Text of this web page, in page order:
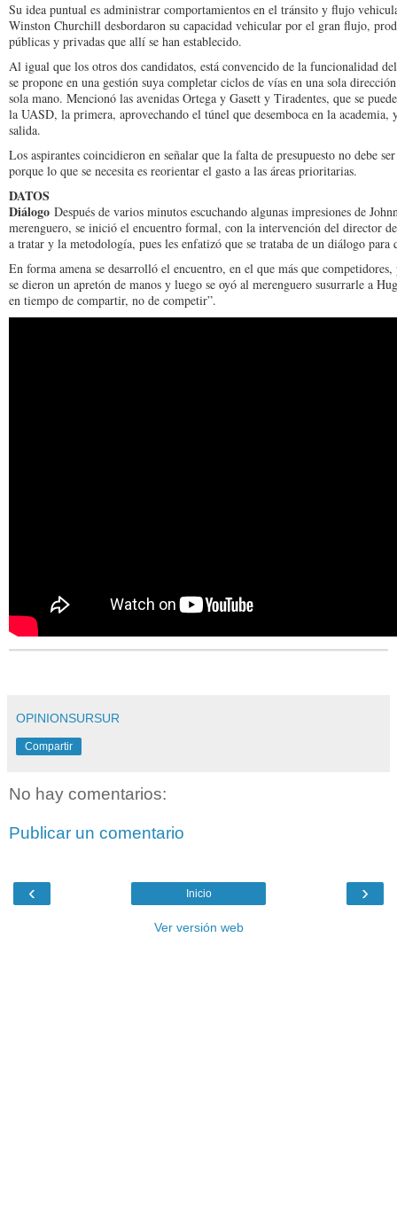
Su idea puntual es administrar comportamientos en el tránsito y flujo
Winston Churchill desbordaron su capacidad vehicular por el gran flujo,
públicas y privadas que allí se han establecido.
Al igual que los otros dos candidatos, está convencido de la funcionalidad
se propone en una gestión suya completar ciclos de vías en una sola
sola mano. Mencionó las avenidas Ortega y Gasett y Tiradentes, que se
la UASD, la primera, aprovechando el túnel que desemboca en la academia,
salida.
Los aspirantes coincidieron en señalar que la falta de presupuesto no debe
porque lo que se necesita es reorientar el gasto a las áreas prioritarias.
DATOS
Diálogo Después de varios minutos escuchando algunas impresiones de
merenguero, se inició el encuentro formal, con la intervención del director
a tratar y la metodología, pues les enfatizó que se trataba de un diálogo para
En forma amena se desarrolló el encuentro, en el que más que
se dieron un apretón de manos y luego se oyó al merenguero susurrarle a
en tiempo de compartir, no de competir”.
OPINIONSURSUR
Compartir
No hay comentarios:
Publicar un comentario
‹ ›
Inicio
Ver versión web